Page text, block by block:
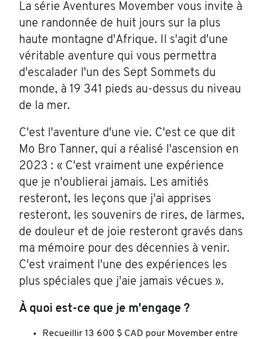
La série Aventures Movember vous invite à
une randonnée de huit jours sur la plus
haute montagne d'Afrique. Il s'agit d'une
véritable aventure qui vous permettra
d'escalader l'un des Sept Sommets du
monde, à 19 341 pieds au-dessus du niveau
de la mer.
C'est l'aventure d'une vie. C'est ce que dit
Mo Bro Tanner, qui a réalisé l'ascension en
2023 : « C'est vraiment une expérience
que je n'oublierai jamais. Les amitiés
resteront, les leçons que j'ai apprises
resteront, les souvenirs de rires, de larmes,
de douleur et de joie resteront gravés dans
ma mémoire pour des décennies à venir.
C'est vraiment l'une des expériences les
plus spéciales que j'aie jamais vécues ».
À quoi est-ce que je m'engage ?
Recueillir 13 600 $ CAD pour Movember entre